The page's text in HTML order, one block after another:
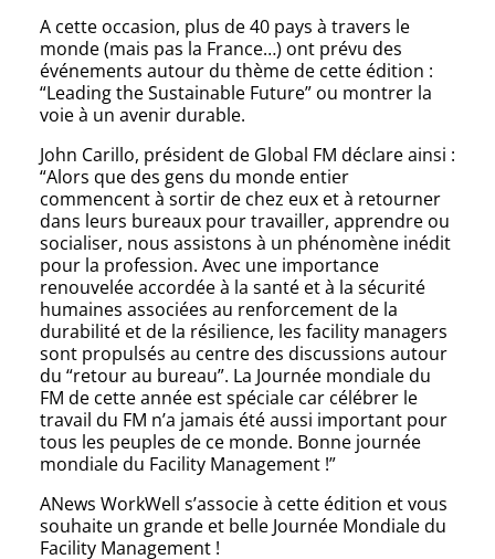
A cette occasion, plus de 40 pays à travers le
monde (mais pas la France…) ont prévu des
événements autour du thème de cette édition :
“Leading the Sustainable Future” ou montrer la
voie à un avenir durable.
John Carillo, président de Global FM déclare ainsi :
“Alors que des gens du monde entier
commencent à sortir de chez eux et à retourner
dans leurs bureaux pour travailler, apprendre ou
socialiser, nous assistons à un phénomène inédit
pour la profession. Avec une importance
renouvelée accordée à la santé et à la sécurité
humaines associées au renforcement de la
durabilité et de la résilience, les facility managers
sont propulsés au centre des discussions autour
du “retour au bureau”. La Journée mondiale du
FM de cette année est spéciale car célébrer le
travail du FM n’a jamais été aussi important pour
tous les peuples de ce monde. Bonne journée
mondiale du Facility Management !”
ANews WorkWell s’associe à cette édition et vous
souhaite un grande et belle Journée Mondiale du
Facility Management !